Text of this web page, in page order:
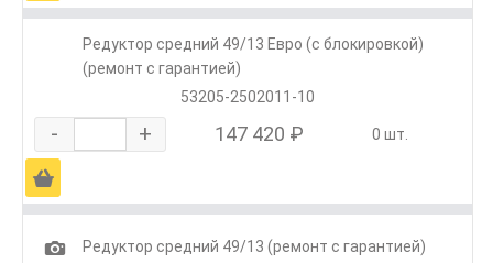
Редуктор средний 49/13 Евро (с блокировкой)
(ремонт с гарантией)
53205-2502011-10
- + 147 420 ₽ 0 шт.
Ä
1
Редуктор средний 49/13 (ремонт с гарантией)